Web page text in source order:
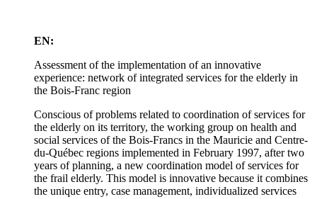
EN:
Assessment of the implementation of an innovative
experience: network of integrated services for the elderly in
the Bois-Franc region
Conscious of problems related to coordination of services for
the elderly on its territory, the working group on health and
social services of the Bois-Francs in the Mauricie and Centre-
du-Québec regions implemented in February 1997, after two
years of planning, a new coordination model of services for
the frail elderly. This model is innovative because it combines
the unique entry, case management, individualized services